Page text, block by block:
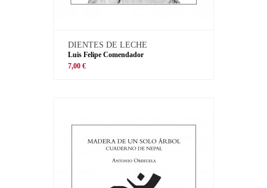
DIENTES DE LECHE
Luis Felipe Comendador
7,00 €